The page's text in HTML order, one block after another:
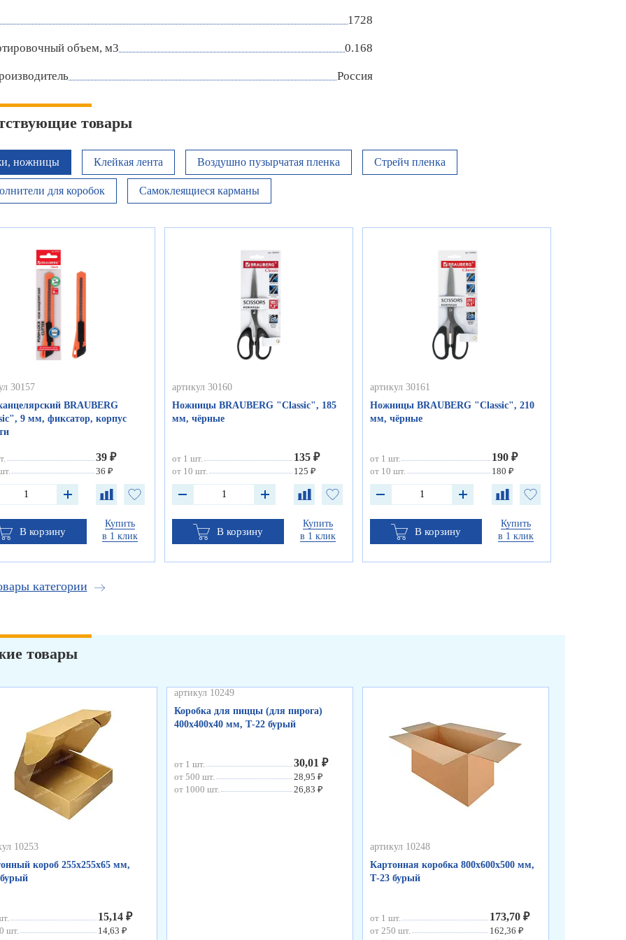
1728
объем, м3 0.168
Россия
товары
ножницы Клейкая лента Воздушно пузырчатая пленка Стрейч пленка
для коробок Самоклеящиеся карманы
30157
BRAUBERG
9 мм, фиксатор, корпус
39 ₽
36 ₽
В корзину
Купить
в 1 клик
артикул 30160
Ножницы BRAUBERG "Classic", 185
мм, чёрные
от 1 шт. 135 ₽
от 10 шт. 125 ₽
В корзину
Купить
в 1 клик
артикул 30161
Ножницы BRAUBERG "Classic", 210
мм, чёрные
от 1 шт. 190 ₽
от 10 шт. 180 ₽
В корзину
Купить
в 1 клик
категории
товары
10253
короб 255х255х65 мм,
15,14 ₽
шт.
14,63 ₽
артикул 10249
Коробка для пиццы (для пирога)
400х400х40 мм, Т-22 бурый
от 1 шт. 30,01 ₽
от 500 шт.
28,95 ₽
от 1000 шт.
26,83 ₽
артикул 10248
Картонная коробка 800х600х500 мм,
Т-23 бурый
от 1 шт. 173,70 ₽
от 250 шт.
162,36 ₽